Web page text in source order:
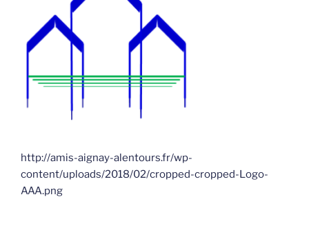
http://amis-aignay-alentours.fr/wp-
content/uploads/2018/02/cropped-cropped-Logo-
AAA.png